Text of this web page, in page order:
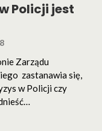
Policji jest
Zarządu
zastanawia się,
w Policji czy